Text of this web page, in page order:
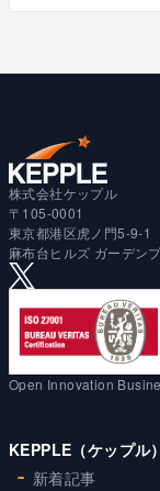
株式会社ケップル
〒105-0001
東京都港区虎ノ門5-9-1
麻布台ヒルズ ガーデン
Open Innovation
KEPPLE（ケップル）
新着記事